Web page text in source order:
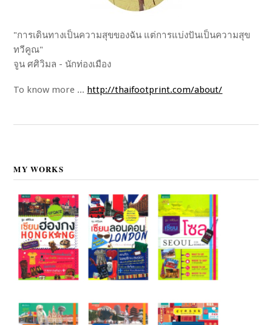
"การเดินทางเป็นความสุขของฉัน แต่การแบ่งปันเป็นความสุข
ทวีคูณ"
จูน ศศิวิมล - นักท่องเมือง
To know more ... http://thaifootprint.com/about/
MY WORKS